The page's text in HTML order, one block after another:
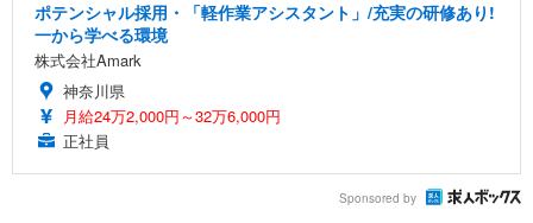
ポテンシャル採用・「軽作業アシスタント」/充実の研修あり!
一から学べる環境
株式会社Amark
神奈川県
月給24万2,000円～32万6,000円
正社員
Sponsored by